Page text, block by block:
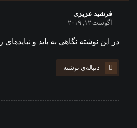
فرشید عزیزی
آگوست ۱۲, ۲۰۱۹
در این نوشته نگاهی به باید و
دنباله‌ی نوشته